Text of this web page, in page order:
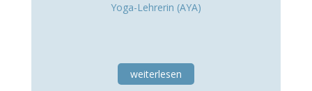
Yoga-Lehrerin (AYA)
weiterlesen